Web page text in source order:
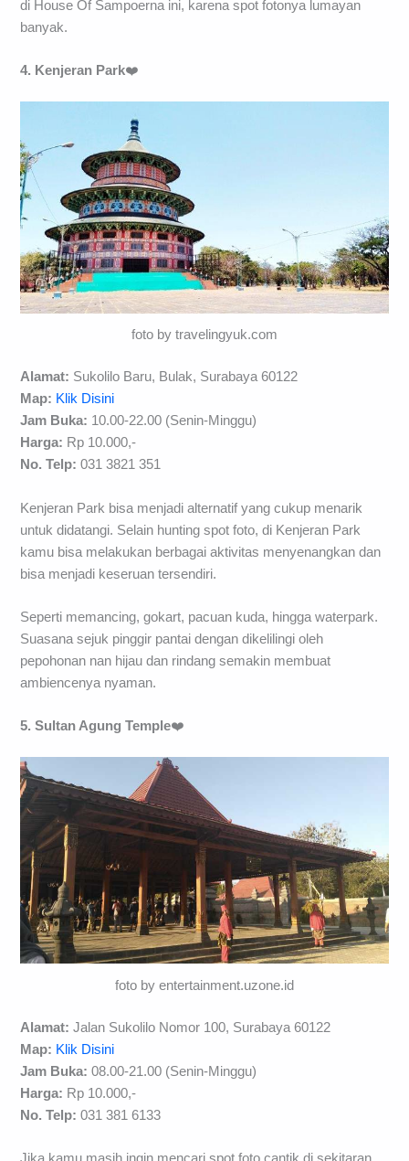
di House Of Sampoerna ini, karena spot fotonya lumayan
banyak.
4. Kenjeran Park❤️
foto by travelingyuk.com
Alamat: Sukolilo Baru, Bulak, Surabaya 60122
Map: Klik Disini
Jam Buka: 10.00-22.00 (Senin-Minggu)
Harga: Rp 10.000,-
No. Telp: 031 3821 351
Kenjeran Park bisa menjadi alternatif yang cukup menarik
untuk didatangi. Selain hunting spot foto, di Kenjeran Park
kamu bisa melakukan berbagai aktivitas menyenangkan dan
bisa menjadi keseruan tersendiri.
Seperti memancing, gokart, pacuan kuda, hingga waterpark.
Suasana sejuk pinggir pantai dengan dikelilingi oleh
pepohonan nan hijau dan rindang semakin membuat
ambiencenya nyaman.
5. Sultan Agung Temple❤️
foto by entertainment.uzone.id
Alamat: Jalan Sukolilo Nomor 100, Surabaya 60122
Map: Klik Disini
Jam Buka: 08.00-21.00 (Senin-Minggu)
Harga: Rp 10.000,-
No. Telp: 031 381 6133